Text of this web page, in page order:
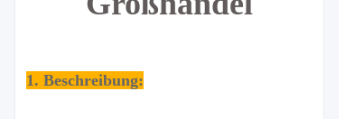
1. Beschreibung: